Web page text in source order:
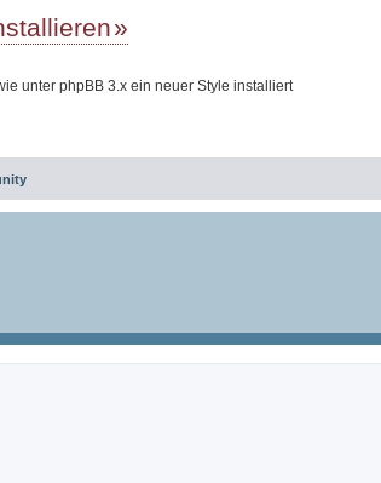
unter phpBB 3.x ein neuer Style installiert